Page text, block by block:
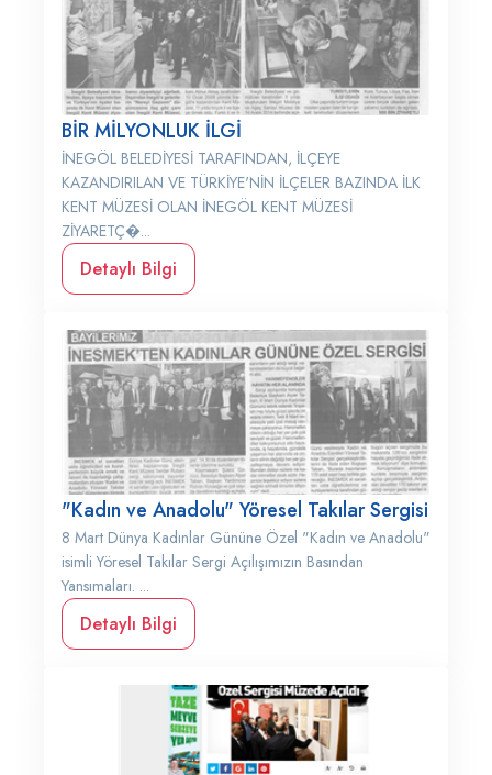
BİR MİLYONLUK İLGİ
İNEGÖL BELEDİYESİ TARAFINDAN, İLÇEYE
KAZANDIRILAN VE TÜRKİYE'NİN İLÇELER BAZINDA İLK
KENT MÜZESİ OLAN İNEGÖL KENT MÜZESİ
ZİYARETÇ�...
Detaylı Bilgi
"Kadın ve Anadolu" Yöresel Takılar Sergisi
8 Mart Dünya Kadınlar Gününe Özel "Kadın ve Anadolu"
isimli Yöresel Takılar Sergi Açılışımızın Basından
Yansımaları. ...
Detaylı Bilgi